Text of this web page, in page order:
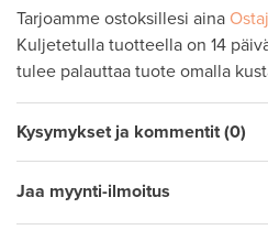
Tarjoamme ostoksillesi aina
Kuljetetulla tuotteella on 14
tulee palauttaa tuote omalla
Kysymykset ja kommentit (0)
Jaa myynti-ilmoitus